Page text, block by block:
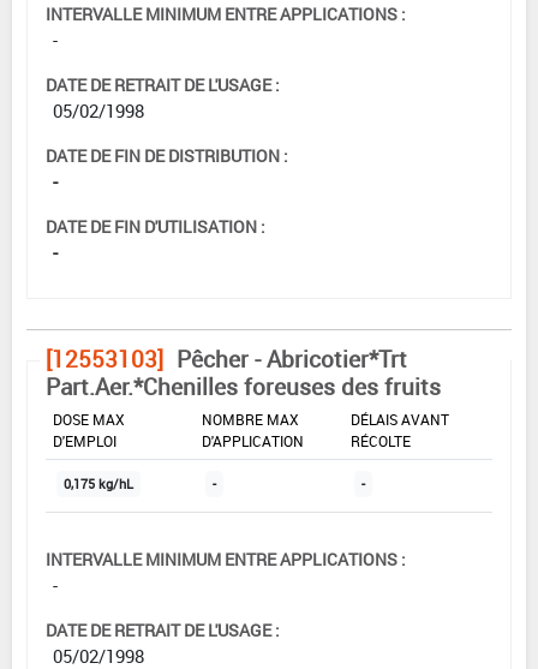
INTERVALLE MINIMUM ENTRE APPLICATIONS :
-
DATE DE RETRAIT DE L'USAGE :
05/02/1998
DATE DE FIN DE DISTRIBUTION :
-
DATE DE FIN D'UTILISATION :
-
[12553103] Pêcher - Abricotier*Trt
Part.Aer.*Chenilles foreuses des fruits
DOSE MAX
D'EMPLOI
NOMBRE MAX
D'APPLICATION
DÉLAIS AVANT
RÉCOLTE
0,175 kg/hL - -
INTERVALLE MINIMUM ENTRE APPLICATIONS :
-
DATE DE RETRAIT DE L'USAGE :
05/02/1998